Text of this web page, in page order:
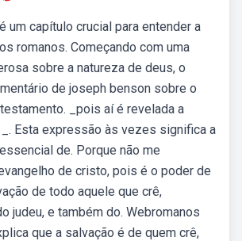
um capítulo crucial para entender a
romanos. Começando com uma
sobre a natureza de deus, o
de joseph benson sobre o
_pois aí é revelada a
Esta expressão às vezes significa a
de. Porque não me
de cristo, pois é o poder de
de todo aquele que crê,
judeu, e também do. Webromanos
que a salvação é de quem crê,